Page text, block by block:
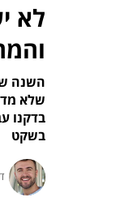
לא
השנה
שלא
בדקנו
בשקט